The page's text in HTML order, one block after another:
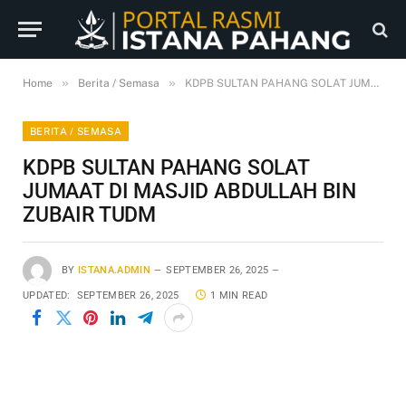
Home » Berita / Semasa » KDPB SULTAN PAHANG SOLAT JUMAAT DI MASJID ABDULLAH BIN ZUBAIR TUDM
BERITA / SEMASA
KDPB SULTAN PAHANG SOLAT
JUMAAT DI MASJID ABDULLAH BIN
ZUBAIR TUDM
BY ISTANA.ADMIN SEPTEMBER 26, 2025
UPDATED: SEPTEMBER 26, 2025 1 MIN READ